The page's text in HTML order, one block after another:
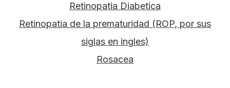
Retinopatia Diabetica
Retinopatia de la prematuridad (ROP, por sus
siglas en ingles)
Rosacea